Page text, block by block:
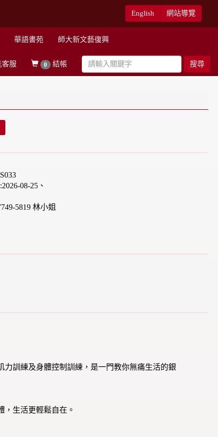
English 網站導覽
華語書苑 師大新文藝復興
搜尋
0 結帳
服
08-25、
5819 林小姐
訓練及身體控制訓練，是一門教你無痛生活的銀
，生活更輕鬆自在。